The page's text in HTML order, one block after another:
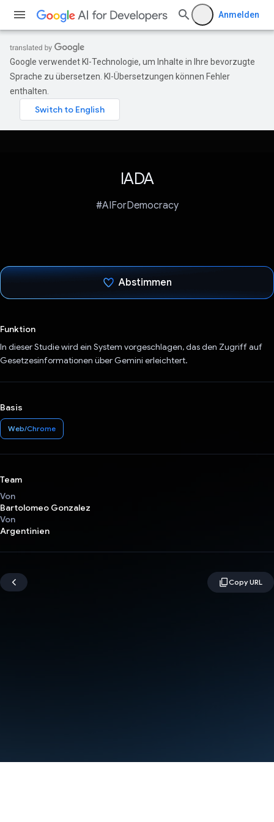
Anmelden
Google verwendet KI-Technologie, um Inhalte in Ihre bevorzugte
Sprache zu übersetzen. KI-Übersetzungen können Fehler
enthalten.
IADA
#AIForDemocracy
Abstimmen
Funktion
In dieser Studie wird ein System vorgeschlagen, das den Zugriff auf
Gesetzesinformationen über Gemini erleichtert.
Basis
Web/Chrome
Team
Von
Bartolomeo Gonzalez
Von
Argentinien